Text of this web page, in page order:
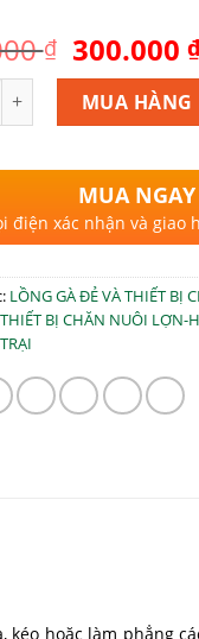
₫ 300.000
MUA HÀNG
MUA NGAY
điện xác nhận và giao
LỒNG GÀ ĐẺ VÀ THIẾT BỊ
THIẾT BỊ CHĂN NUÔI LỢN-
hoặc làm phẳng